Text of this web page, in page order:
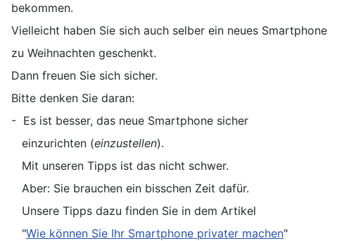
bekommen.
Vielleicht haben Sie sich auch selber ein neues Smartphone
zu Weihnachten geschenkt.
Dann freuen Sie sich sicher.
Bitte denken Sie daran:
- Es ist besser, das neue Smartphone sicher
einzurichten (einzustellen).
Mit unseren Tipps ist das nicht schwer.
Aber: Sie brauchen ein bisschen Zeit dafür.
Unsere Tipps dazu finden Sie in dem Artikel
"Wie können Sie Ihr Smartphone privater machen"